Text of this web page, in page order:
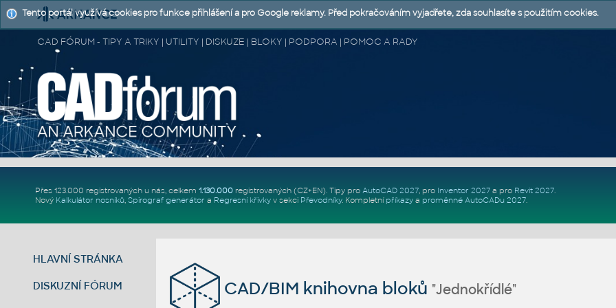
CAD FÓRUM - TIPY A TRIKY | UTILITY | DISKUZE | BLOKY | PODPORA | POMOC A RADY
Přes 123.000 registrovaných u nás, celkem 1.130.000registrovaných (CZ+EN). Tipy pro AutoCAD 2027, pro Inventor 2027a pro Revit 2027.
Nový Kalkulátor nosníků, Spirograf generátor a Regresní křivkyv sekci Převodníky. Kompletní příkazya proměnné AutoCADu 2027.
HLAVNÍ STRÁNKA
DISKUZNÍ FÓRUM CAD/BIM knihovna bloků "Jednokřídlé"
Tento portál využívá cookies pro funkce přihlášení a pro Google reklamy. Před pokračováním vyjadřete, zda souhlasíte s použitím cookies.